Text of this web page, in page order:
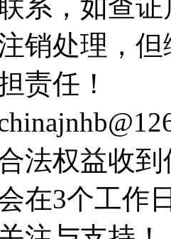
系，如查
销处理，
责任！
法权益收
在3个工作